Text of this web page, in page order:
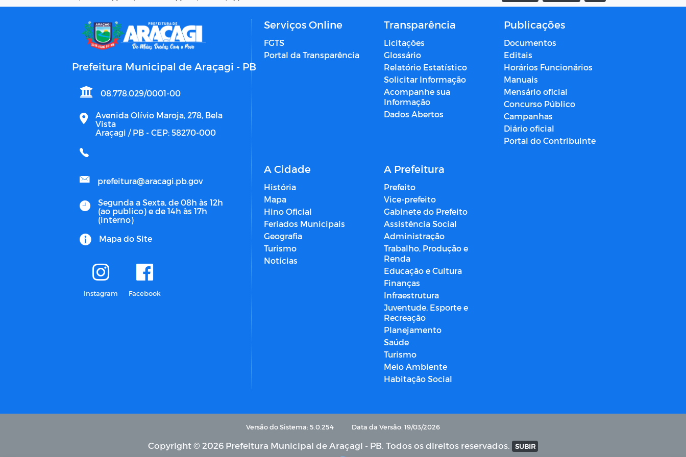
Prefeitura Municipal de Araçagi - PB
08.778.029/0001-00
Avenida Olívio Maroja, 278, Bela
Vista
Araçagi / PB - CEP: 58270-000
prefeitura@aracagi.pb.gov
Segunda a Sexta, de 08h às 12h
(ao publico) e de 14h às 17h
(interno)
Mapa do Site
Instagram Facebook
Serviços Online
FGTS
Portal da Transparência
Transparência
Licitações
Glossário
Relatório Estatístico
Solicitar Informação
Acompanhe sua
Informação
Dados Abertos
Publicações
Documentos
Editais
Horários Funcionários
Manuais
Mensário oficial
Concurso Público
Campanhas
Diário oficial
Portal do Contribuinte
A Cidade
História
Mapa
Hino Oficial
Feriados Municipais
Geografia
Turismo
Notícias
A Prefeitura
Prefeito
Vice-prefeito
Gabinete do Prefeito
Assistência Social
Administração
Trabalho, Produção e
Renda
Educação e Cultura
Finanças
Infraestrutura
Juventude, Esporte e
Recreação
Planejamento
Saúde
Turismo
Meio Ambiente
Habitação Social
Versão do Sistema: 5.0.254 Data da Versão: 19/03/2026
Copyright © 2026 Prefeitura Municipal de Araçagi - PB. Todos os direitos reservados. SUBIR